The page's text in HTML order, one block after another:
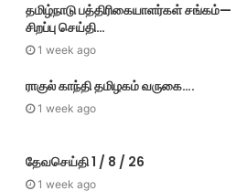
தமிழ்நாடு பத்திரிகையாளர்கள் சங்கம்—
சிறப்பு செய்தி…
1 week ago
ராகுல் காந்தி தமிழகம் வருகை….
1 week ago
தேவசெய்தி 1 / 8 / 26
1 week ago